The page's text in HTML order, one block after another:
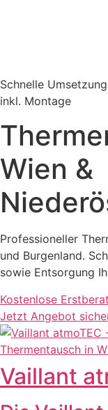
Schnelle
inkl. Montage
Wien &
Professioneller
und Burgenland.
sowie Entsorgung
Kostenlose
Jetzt Angebot
Vaillant